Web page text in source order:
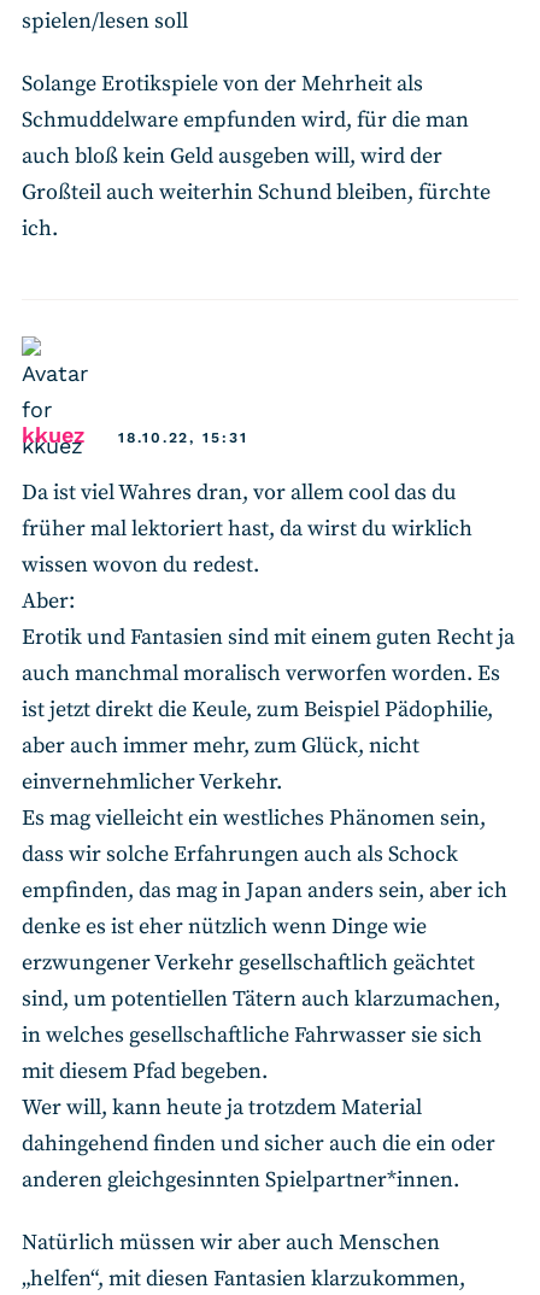
spielen/lesen soll
Solange Erotikspiele von der Mehrheit als
Schmuddelware empfunden wird, für die man
auch bloß kein Geld ausgeben will, wird der
Großteil auch weiterhin Schund bleiben, fürchte
ich.
kkuezsays:18.10.22, 15:31
Da ist viel Wahres dran, vor allem cool das du
früher mal lektoriert hast, da wirst du wirklich
wissen wovon du redest.
Aber:
Erotik und Fantasien sind mit einem guten Recht ja
auch manchmal moralisch verworfen worden. Es
ist jetzt direkt die Keule, zum Beispiel Pädophilie,
aber auch immer mehr, zum Glück, nicht
einvernehmlicher Verkehr.
Es mag vielleicht ein westliches Phänomen sein,
dass wir solche Erfahrungen auch als Schock
empfinden, das mag in Japan anders sein, aber ich
denke es ist eher nützlich wenn Dinge wie
erzwungener Verkehr gesellschaftlich geächtet
sind, um potentiellen Tätern auch klarzumachen,
in welches gesellschaftliche Fahrwasser sie sich
mit diesem Pfad begeben.
Wer will, kann heute ja trotzdem Material
dahingehend finden und sicher auch die ein oder
anderen gleichgesinnten Spielpartner*innen.
Natürlich müssen wir aber auch Menschen
„helfen“, mit diesen Fantasien klarzukommen,